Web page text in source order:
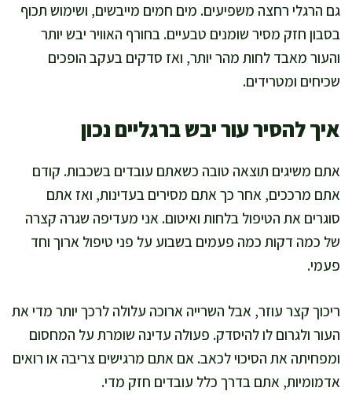
גם הרגלי רחצה משפיעים. מים חמים מייבשים, ושימוש תכוף
בסבון חזק מסיר שומנים טבעיים. בחורף האוויר יבש יותר
והעור מאבד לחות מהר יותר, ואז סדקים בעקב הופכים
שכיחים ומטרידים.
איך להסיר עור יבש ברגליים נכון
אתם משיגים תוצאה טובה כשאתם עובדים בשכבות. קודם
אתם מרככים, אחר כך אתם מסירים בעדינות, ואז אתם
סוגרים את הטיפול בלחות ואיטום. אני מעדיפה שגרה קצרה
של כמה דקות כמה פעמים בשבוע על פני טיפול ארוך וחד
פעמי.
ריכוך קצר עוזר, אבל השרייה ארוכה עלולה לרכך יותר מדי את
העור ולגרום לו להיסדק. פעולה עדינה שומרת על המחסום
ומפחיתה את הסיכוי לכאב. אם אתם מרגישים צריבה או רואים
אדמומיות, אתם בדרך כלל עובדים חזק מדי.